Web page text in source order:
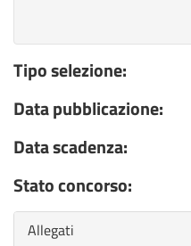
Tipo selezione:
Data pubblicazione:
Data scadenza:
Stato concorso:
Nascondi
Allegati